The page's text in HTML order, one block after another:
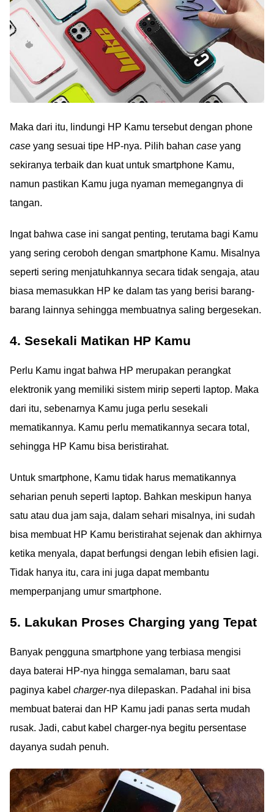
Maka dari itu, lindungi HP Kamu tersebut dengan phone
case yang sesuai tipe HP-nya. Pilih bahan case yang
sekiranya terbaik dan kuat untuk smartphone Kamu,
namun pastikan Kamu juga nyaman memegangnya di
tangan.
Ingat bahwa case ini sangat penting, terutama bagi Kamu
yang sering ceroboh dengan smartphone Kamu. Misalnya
seperti sering menjatuhkannya secara tidak sengaja, atau
biasa memasukkan HP ke dalam tas yang berisi barang-
barang lainnya sehingga membuatnya saling bergesekan.
4. Sesekali Matikan HP Kamu
Perlu Kamu ingat bahwa HP merupakan perangkat
elektronik yang memiliki sistem mirip seperti laptop. Maka
dari itu, sebenarnya Kamu juga perlu sesekali
mematikannya. Kamu perlu mematikannya secara total,
sehingga HP Kamu bisa beristirahat.
Untuk smartphone, Kamu tidak harus mematikannya
seharian penuh seperti laptop. Bahkan meskipun hanya
satu atau dua jam saja, dalam sehari misalnya, ini sudah
bisa membuat HP Kamu beristirahat sejenak dan akhirnya
ketika menyala, dapat berfungsi dengan lebih efisien lagi.
Tidak hanya itu, cara ini juga dapat membantu
memperpanjang umur smartphone.
5. Lakukan Proses Charging yang Tepat
Banyak pengguna smartphone yang terbiasa mengisi
daya baterai HP-nya hingga semalaman, baru saat
paginya kabel charger-nya dilepaskan. Padahal ini bisa
membuat baterai dan HP Kamu jadi panas serta mudah
rusak. Jadi, cabut kabel charger-nya begitu persentase
dayanya sudah penuh.